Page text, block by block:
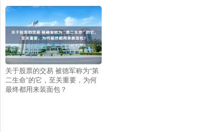
关于股票的交易 被德军称为“第
二生命”的它，至关重要，为何
最终都用来装面包？